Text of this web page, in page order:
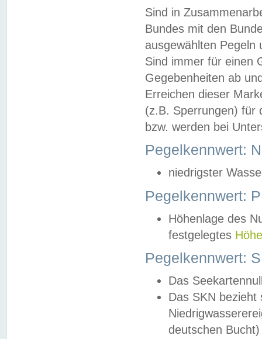
Sind in
Bundes mit den
ausgewählten
Sind immer für einen
Gegebenheiten ab
Erreichen dieser
(z.B. Sperrungen) für
bzw. werden bei
Pegelkennwert:
niedrigster
Pegelkennwert:
Höhenlage des
festgelegtes
Pegelkennwert:
Das
Das SKN
deutschen